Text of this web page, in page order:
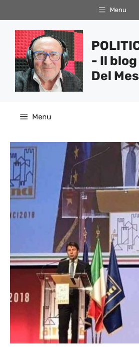
al
contenuto
Menu
- Il
Del
Menu